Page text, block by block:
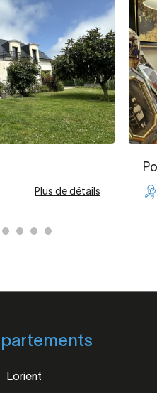
Plus de détails
Lorient